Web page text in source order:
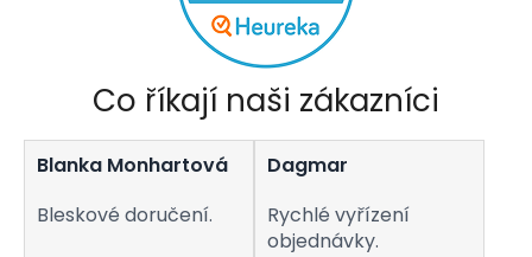
Co říkají naši zákazníci
Blanka Monhartová
Bleskové doručení.
Dagmar
Rychlé vyřízení
objednávky.